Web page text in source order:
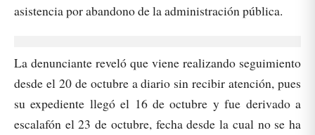
asistencia por abandono de la administración pública.
La denunciante reveló que viene realizando seguimiento
desde el 20 de octubre a diario sin recibir atención, pues
su expediente llegó el 16 de octubre y fue derivado a
escalafón el 23 de octubre, fecha desde la cual no se ha